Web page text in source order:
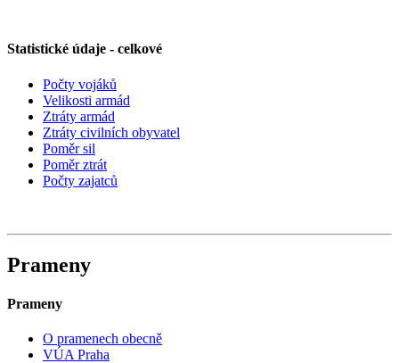
Statistické údaje - celkové
Počty vojáků
Velikosti armád
Ztráty armád
Ztráty civilních obyvatel
Poměr sil
Poměr ztrát
Počty zajatců
Prameny
Prameny
O pramenech obecně
VÚA Praha